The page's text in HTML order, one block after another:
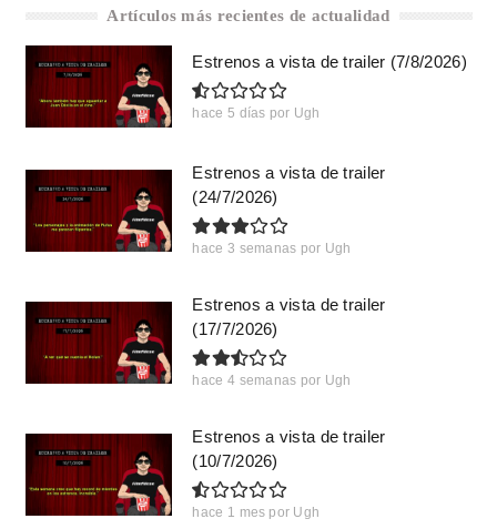
Artículos más recientes de actualidad
Estrenos a vista de trailer (7/8/2026)
hace 5 días por Ugh
Estrenos a vista de trailer
(24/7/2026)
hace 3 semanas por Ugh
Estrenos a vista de trailer
(17/7/2026)
hace 4 semanas por Ugh
Estrenos a vista de trailer
(10/7/2026)
hace 1 mes por Ugh